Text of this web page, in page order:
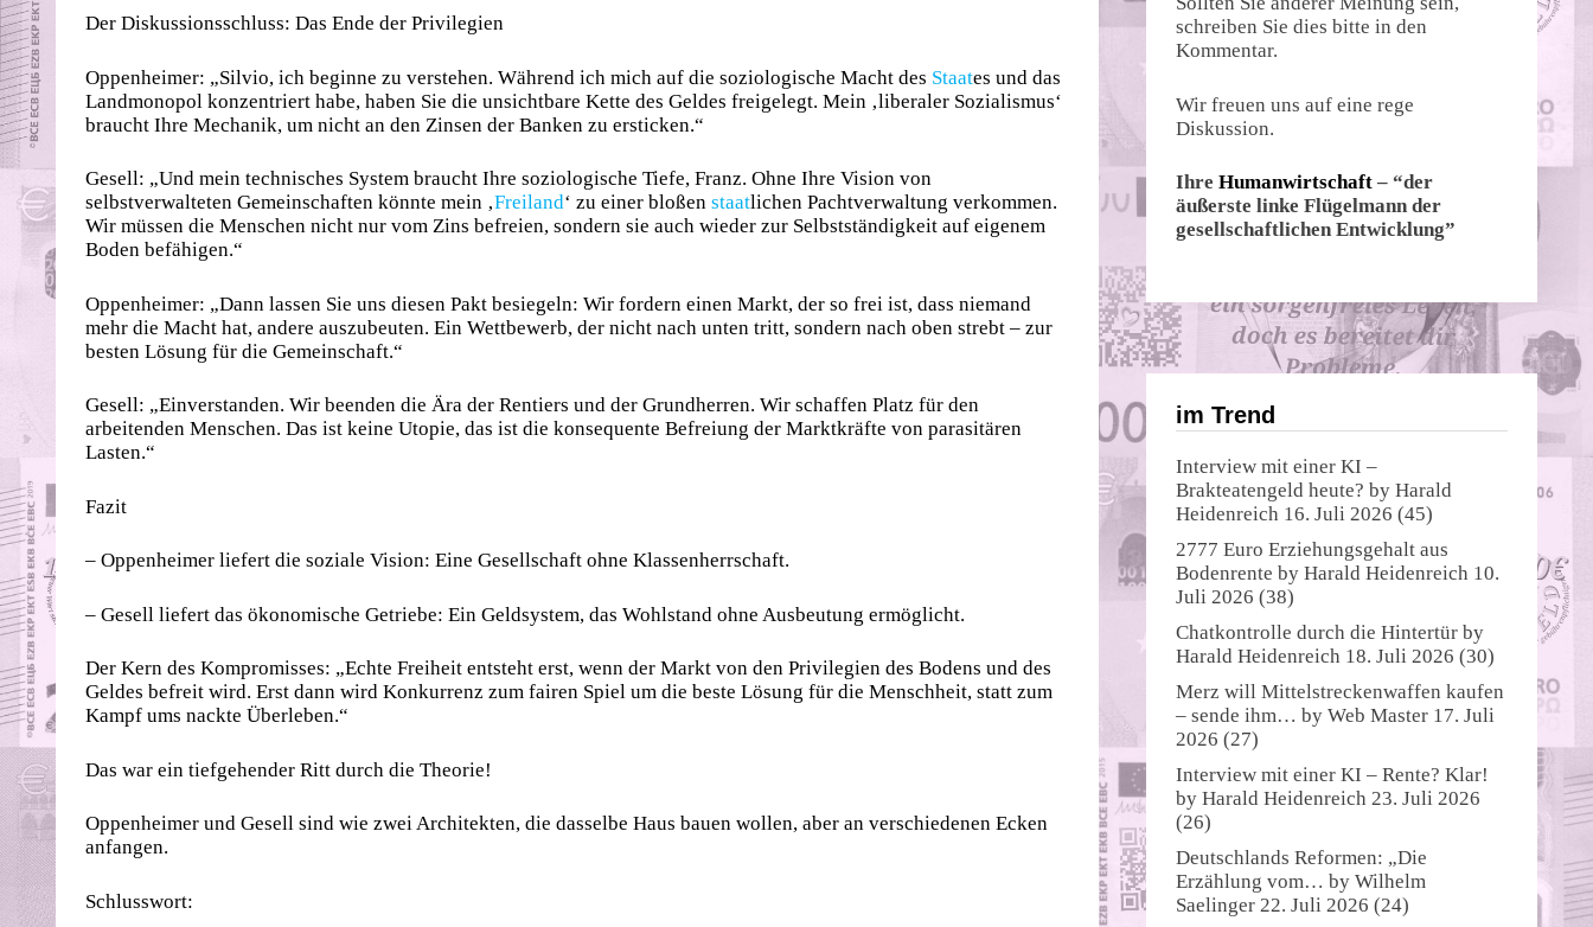
Der Diskussionsschluss: Das Ende der Privilegien
Oppenheimer: „Silvio, ich beginne zu verstehen. Während ich mich auf die soziologische Macht des Staates und das
Landmonopol konzentriert habe, haben Sie die unsichtbare Kette des Geldes freigelegt. Mein ‚liberaler Sozialismus‘
braucht Ihre Mechanik, um nicht an den Zinsen der Banken zu ersticken.“
Gesell: „Und mein technisches System braucht Ihre soziologische Tiefe, Franz. Ohne Ihre Vision von
selbstverwalteten Gemeinschaften könnte mein ‚Freiland‘ zu einer bloßen staatlichen Pachtverwaltung verkommen.
Wir müssen die Menschen nicht nur vom Zins befreien, sondern sie auch wieder zur Selbstständigkeit auf eigenem
Boden befähigen.“
Oppenheimer: „Dann lassen Sie uns diesen Pakt besiegeln: Wir fordern einen Markt, der so frei ist, dass niemand
mehr die Macht hat, andere auszubeuten. Ein Wettbewerb, der nicht nach unten tritt, sondern nach oben strebt – zur
besten Lösung für die Gemeinschaft.“
Gesell: „Einverstanden. Wir beenden die Ära der Rentiers und der Grundherren. Wir schaffen Platz für den
arbeitenden Menschen. Das ist keine Utopie, das ist die konsequente Befreiung der Marktkräfte von parasitären
Lasten.“
Fazit
– Oppenheimer liefert die soziale Vision: Eine Gesellschaft ohne Klassenherrschaft.
– Gesell liefert das ökonomische Getriebe: Ein Geldsystem, das Wohlstand ohne Ausbeutung ermöglicht.
Der Kern des Kompromisses: „Echte Freiheit entsteht erst, wenn der Markt von den Privilegien des Bodens und des
Geldes befreit wird. Erst dann wird Konkurrenz zum fairen Spiel um die beste Lösung für die Menschheit, statt zum
Kampf ums nackte Überleben.“
Das war ein tiefgehender Ritt durch die Theorie!
Oppenheimer und Gesell sind wie zwei Architekten, die dasselbe Haus bauen wollen, aber an verschiedenen Ecken
anfangen.
Schlusswort:
schreiben Sie dies bitte in den
Kommentar.
Wir freuen uns auf eine rege
Diskussion.
Ihre Humanwirtschaft – “der
äußerste linke Flügelmann der
gesellschaftlichen Entwicklung”
im Trend
Interview mit einer KI –
Brakteatengeld heute? by Harald
Heidenreich 16. Juli 2026 (45)
2777 Euro Erziehungsgehalt aus
Bodenrente by Harald Heidenreich 10.
Juli 2026 (38)
Chatkontrolle durch die Hintertür by
Harald Heidenreich 18. Juli 2026 (30)
Merz will Mittelstreckenwaffen kaufen
– sende ihm… by Web Master 17. Juli
2026 (27)
Interview mit einer KI – Rente? Klar!
by Harald Heidenreich 23. Juli 2026
(26)
Deutschlands Reformen: „Die
Erzählung vom… by Wilhelm
Saelinger 22. Juli 2026 (24)